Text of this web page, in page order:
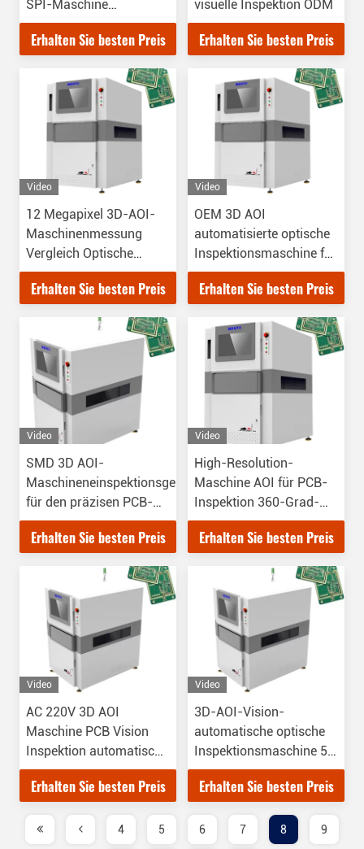
SPI-Maschine
Echtzeitdatenanalyse
Erhalten Sie besten Preis
visuelle Inspektion ODM
Erhalten Sie besten Preis
Video
12 Megapixel 3D-AOI-
Maschinenmessung
Vergleich Optische
Inspektion
Erhalten Sie besten Preis
Video
OEM 3D AOI
automatisierte optische
Inspektionsmaschine für
Schweißverbindungen
Erhalten Sie besten Preis
Video
SMD 3D AOI-
Maschineneinspektionsgeräte
für den präzisen PCB-
Ausrichtungsprozess
Erhalten Sie besten Preis
Video
High-Resolution-
Maschine AOI für PCB-
Inspektion 360-Grad-
Ansicht
Erhalten Sie besten Preis
Video
AC 220V 3D AOI
Maschine PCB Vision
Inspektion automatische
Ausrichtung
Erhalten Sie besten Preis
Video
3D-AOI-Vision-
automatische optische
Inspektionsmaschine 50
Hz
Erhalten Sie besten Preis
4 5 6 7 8 9